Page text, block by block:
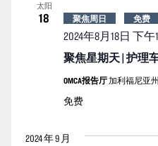
太阳
18
聚焦星期天 | 护理
2024年8月18日 下午
聚焦周日 免费
OMCA报告厅加利福尼亚
免费
2024 年 9 月